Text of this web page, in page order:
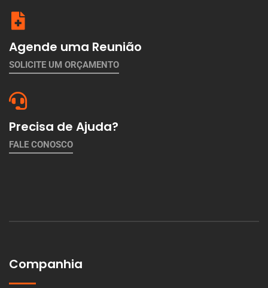
Agende uma Reunião
SOLICITE UM ORÇAMENTO
Precisa de Ajuda?
FALE CONOSCO
Companhia